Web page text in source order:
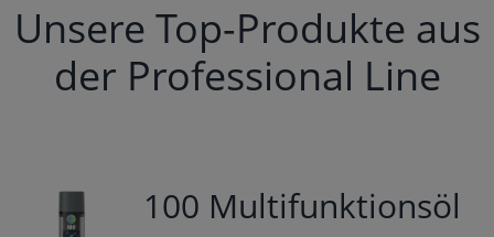
Unsere Top-Produkte aus
der Professional Line
100 Multifunktionsöl